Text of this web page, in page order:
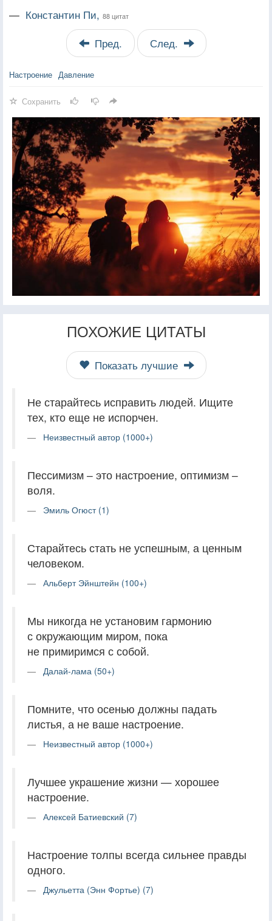
— Константин Пи, 88 цитат
Пред. След.
Настроение Давление
Сохранить
ПОХОЖИЕ ЦИТАТЫ
Показать лучшие
Не старайтесь исправить людей. Ищите
тех, кто еще не испорчен.
Неизвестный автор (1000+)
Пессимизм – это настроение, оптимизм –
воля.
Эмиль Огюст (1)
Старайтесь стать не успешным, а ценным
человеком.
Альберт Эйнштейн (100+)
Мы никогда не установим гармонию
с окружающим миром, пока
не примиримся с собой.
Далай-лама (50+)
Помните, что осенью должны падать
листья, а не ваше настроение.
Неизвестный автор (1000+)
Лучшее украшение жизни — хорошее
настроение.
Алексей Батиевский (7)
Настроение толпы всегда сильнее правды
одного.
Джульетта (Энн Фортье) (7)